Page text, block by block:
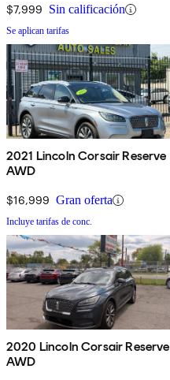
$7,999 Sin calificación
Se aplican tarifas
2021 Lincoln Corsair Reserve
AWD
$16,999 Gran oferta
Incluye tarifas de conc.
2020 Lincoln Corsair Reserve
AWD